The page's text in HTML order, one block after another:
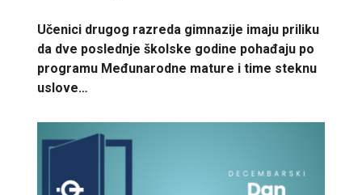
Učenici drugog razreda gimnazije imaju priliku
da dve poslednje školske godine pohađaju po
programu Međunarodne mature i time steknu
uslove…